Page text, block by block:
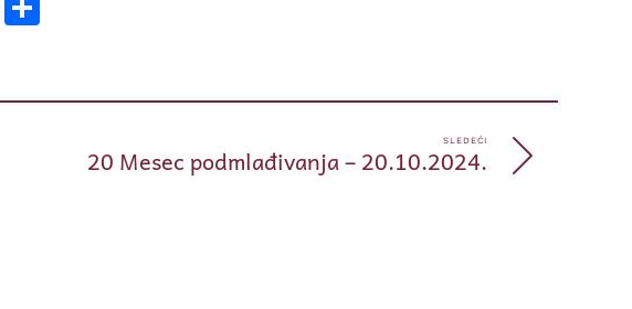
SLEDEĆI
20 Mesec podmlađivanja – 20.10.2024.